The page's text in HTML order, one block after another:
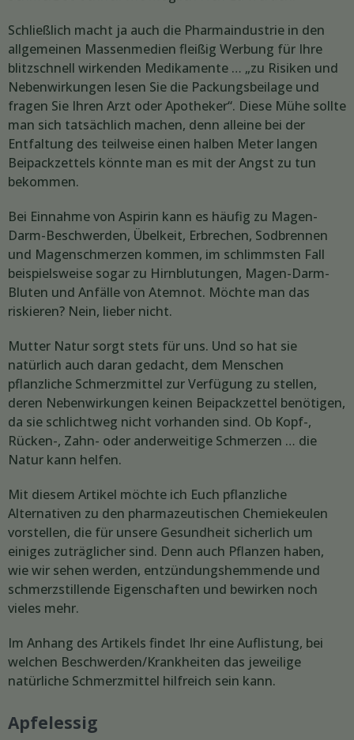
Schließlich macht ja auch die Pharmaindustrie in den
allgemeinen Massenmedien fleißig Werbung für Ihre
blitzschnell wirkenden Medikamente … „zu Risiken und
Nebenwirkungen lesen Sie die Packungsbeilage und
fragen Sie Ihren Arzt oder Apotheker“. Diese Mühe sollte
man sich tatsächlich machen, denn alleine bei der
Entfaltung des teilweise einen halben Meter langen
Beipackzettels könnte man es mit der Angst zu tun
bekommen.
Bei Einnahme von Aspirin kann es häufig zu Magen-
Darm-Beschwerden, Übelkeit, Erbrechen, Sodbrennen
und Magenschmerzen kommen, im schlimmsten Fall
beispielsweise sogar zu Hirnblutungen, Magen-Darm-
Bluten und Anfälle von Atemnot. Möchte man das
riskieren? Nein, lieber nicht.
Mutter Natur sorgt stets für uns. Und so hat sie
natürlich auch daran gedacht, dem Menschen
pflanzliche Schmerzmittel zur Verfügung zu stellen,
deren Nebenwirkungen keinen Beipackzettel benötigen,
da sie schlichtweg nicht vorhanden sind. Ob Kopf-,
Rücken-, Zahn- oder anderweitige Schmerzen … die
Natur kann helfen.
Mit diesem Artikel möchte ich Euch pflanzliche
Alternativen zu den pharmazeutischen Chemiekeulen
vorstellen, die für unsere Gesundheit sicherlich um
einiges zuträglicher sind. Denn auch Pflanzen haben,
wie wir sehen werden, entzündungshemmende und
schmerzstillende Eigenschaften und bewirken noch
vieles mehr.
Im Anhang des Artikels findet Ihr eine Auflistung, bei
welchen Beschwerden/Krankheiten das jeweilige
natürliche Schmerzmittel hilfreich sein kann.
Apfelessig